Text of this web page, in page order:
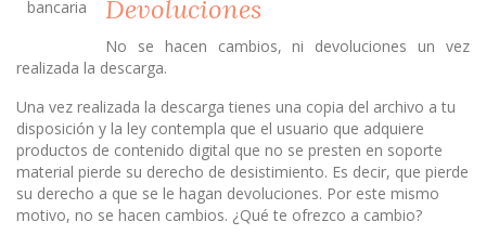
Devoluciones
No se hacen cambios, ni devoluciones un vez
realizada la descarga.
Una vez realizada la descarga tienes una copia del archivo a tu
disposición y la ley contempla que el usuario que adquiere
productos de contenido digital que no se presten en soporte
material pierde su derecho de desistimiento. Es decir, que pierde
su derecho a que se le hagan devoluciones. Por este mismo
motivo, no se hacen cambios. ¿Qué te ofrezco a cambio?